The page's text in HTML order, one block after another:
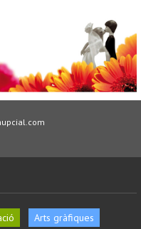
Arts gràfiques